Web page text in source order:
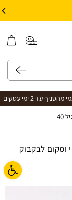
עד 2 ימי עסקים
ומקום לבקבוק
פתח